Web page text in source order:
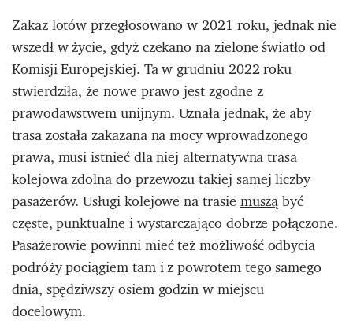
Zakaz lotów przegłosowano w 2021 roku, jednak nie
wszedł w życie, gdyż czekano na zielone światło od
Komisji Europejskiej. Ta wgrudniu 2022roku
stwierdziła, że nowe prawo jest zgodne z
prawodawstwem unijnym. Uznała jednak, że aby
trasa została zakazana na mocy wprowadzonego
prawa, musi istnieć dla niej alternatywna trasa
kolejowa zdolna do przewozu takiej samej liczby
pasażerów. Usługi kolejowe na trasiemusząbyć
częste, punktualne i wystarczająco dobrze połączone.
Pasażerowie powinni mieć też możliwość odbycia
podróży pociągiem tam i z powrotem tego samego
dnia, spędziwszy osiem godzin w miejscu
docelowym.